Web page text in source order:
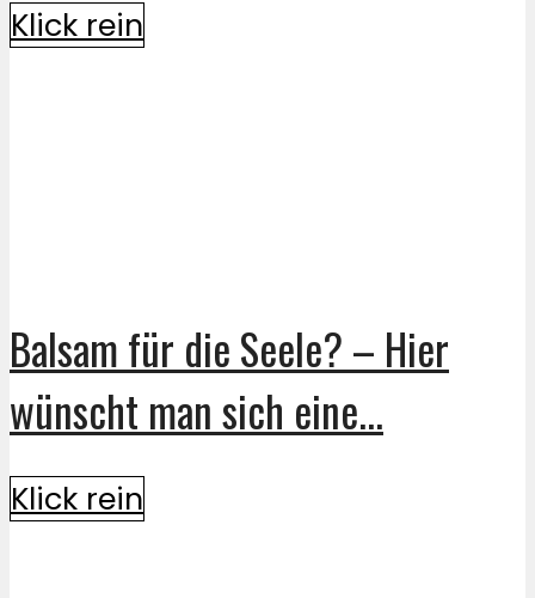
Klick rein
Balsam für die Seele? – Hier
wünscht man sich eine...
Klick rein